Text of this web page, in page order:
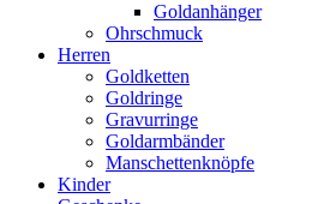
Goldanhänger
Ohrschmuck
Herren
Goldketten
Goldringe
Gravurringe
Goldarmbänder
Manschettenknöpfe
Kinder